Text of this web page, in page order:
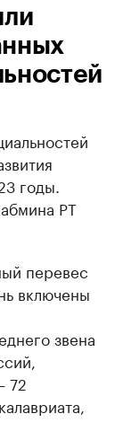
годы.
РТ
перевес
включены
звена
72